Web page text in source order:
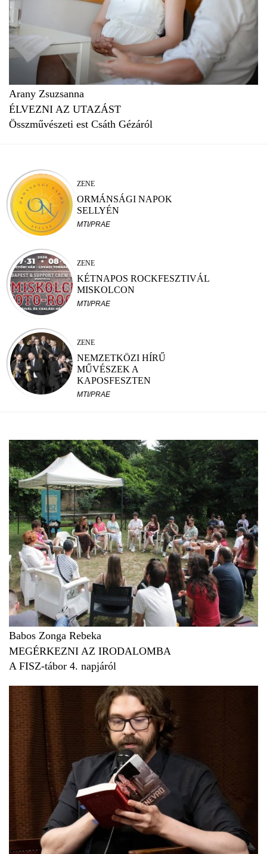
Arany Zsuzsanna
ÉLVEZNI AZ UTAZÁST
Összművészeti est Csáth Gézáról
ZENE
ORMÁNSÁGI NAPOK
SELLYÉN
MTI/PRAE
ZENE
KÉTNAPOS ROCKFESZTIVÁL
MISKOLCON
MTI/PRAE
ZENE
NEMZETKÖZI HÍRŰ
MŰVÉSZEK A
KAPOSFESZTEN
MTI/PRAE
Babos Zonga Rebeka
MEGÉRKEZNI AZ IRODALOMBA
A FISZ-tábor 4. napjáról